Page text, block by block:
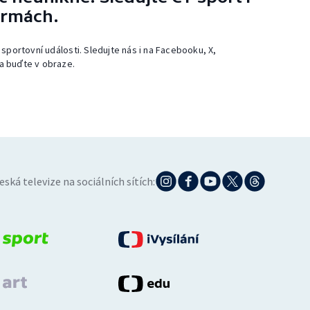
události. Sledujte nás i na Facebooku, X,
buďte v obraze.
televize na sociálních sítích: